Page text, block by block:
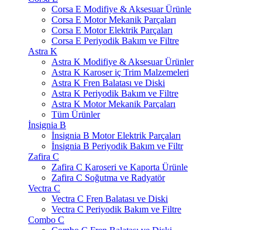
Corsa E Modifiye & Aksesuar Ürünle
Corsa E Motor Mekanik Parçaları
Corsa E Motor Elektrik Parçaları
Corsa E Periyodik Bakım ve Filtre
Astra K
Astra K Modifiye & Aksesuar Ürünler
Astra K Karoser iç Trim Malzemeleri
Astra K Fren Balatası ve Diski
Astra K Periyodik Bakım ve Filtre
Astra K Motor Mekanik Parçaları
Tüm Ürünler
İnsignia B
İnsignia B Motor Elektrik Parçaları
İnsignia B Periyodik Bakım ve Filtr
Zafira C
Zafira C Karoseri ve Kaporta Ürünle
Zafira C Soğutma ve Radyatör
Vectra C
Vectra C Fren Balatası ve Diski
Vectra C Periyodik Bakım ve Filtre
Combo C